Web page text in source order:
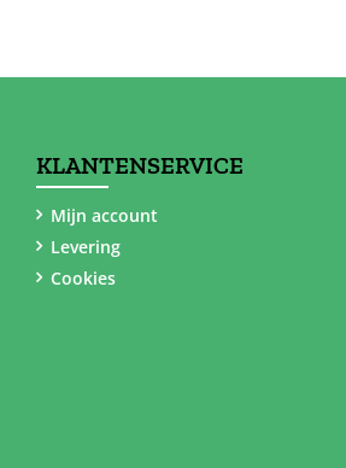
KLANTENSERVICE
Mijn account
Levering
Cookies